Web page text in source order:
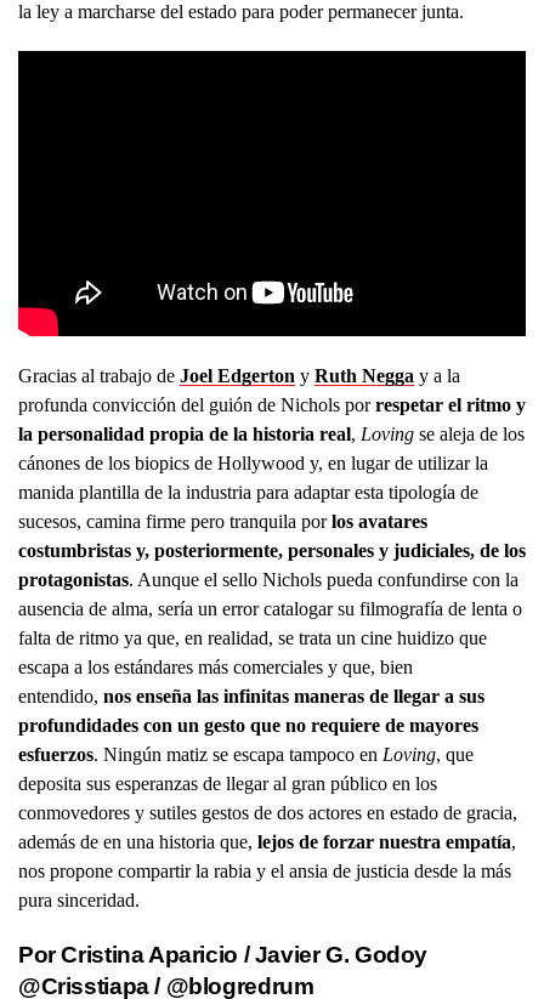
la ley a marcharse del estado para poder permanecer junta.
Gracias al trabajo de Joel Edgerton y Ruth Negga y a la
profunda convicción del guión de Nichols porrespetar el ritmo y
la personalidad propia de la historia real, Loving se aleja de los
cánones de los biopics de Hollywood y, en lugar de utilizar la
manida plantilla de la industria para adaptar esta tipología de
sucesos, camina firme pero tranquila porlos avatares
costumbristas y, posteriormente, personales y judiciales, de los
protagonistas. Aunque el sello Nichols pueda confundirse con la
ausencia de alma, sería un error catalogar su filmografía de lenta o
falta de ritmo ya que, en realidad, se trata un cine huidizo que
escapa a los estándares más comerciales y que, bien
entendido, nos enseña las infinitas maneras de llegar a sus
profundidades con un gesto que no requiere de mayores
esfuerzos. Ningún matiz se escapa tampoco en Loving, que
deposita sus esperanzas de llegar al gran público en los
conmovedores y sutiles gestos de dos actores en estado de gracia,
además de en una historia que, lejos de forzar nuestra empatía,
nos propone compartir la rabia y el ansia de justicia desde la más
pura sinceridad.
Por Cristina Aparicio / Javier G. Godoy
@Crisstiapa/ @blogredrum